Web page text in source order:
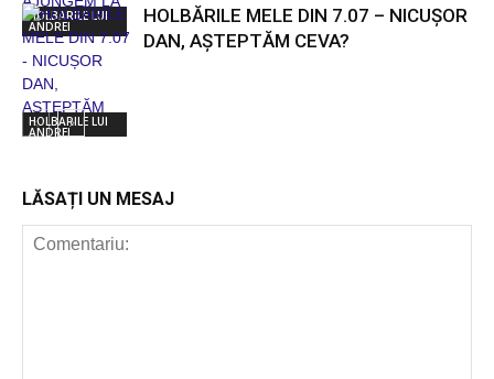
HOLBARILE LUI
ANDREI
HOLBARILE LUI
ANDREI
HOLBĂRILE MELE DIN 7.07 – NICUȘOR
DAN, AȘTEPTĂM CEVA?
LĂSAȚI UN MESAJ